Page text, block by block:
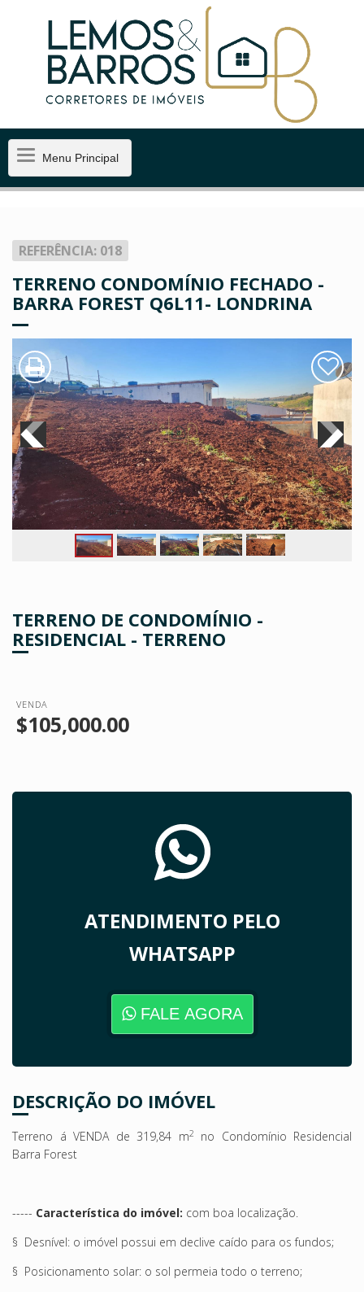
MenuMenu Principal
REFERÊNCIA: 018
TERRENO CONDOMÍNIO FECHADO -
BARRA FOREST Q6L11- LONDRINA
TERRENO DE CONDOMÍNIO -
RESIDENCIAL - TERRENO
VENDA
$105,000.00
ATENDIMENTO PELO
WHATSAPP
FALE AGORA
DESCRIÇÃO DO IMÓVEL
Terreno á VENDA de 319,84 m2
no Condomínio Residencial
Barra Forest
----- Característica do imóvel: com boa localização.
§ Desnível: o imóvel possui em declive caído para os fundos;
§ Posicionamento solar: o sol permeia todo o terreno;